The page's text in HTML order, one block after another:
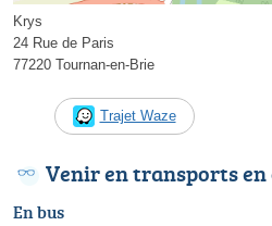
Krys
24 Rue de Paris
77220 Tournan-en-Brie
Trajet Waze
Venir en transports en
En bus